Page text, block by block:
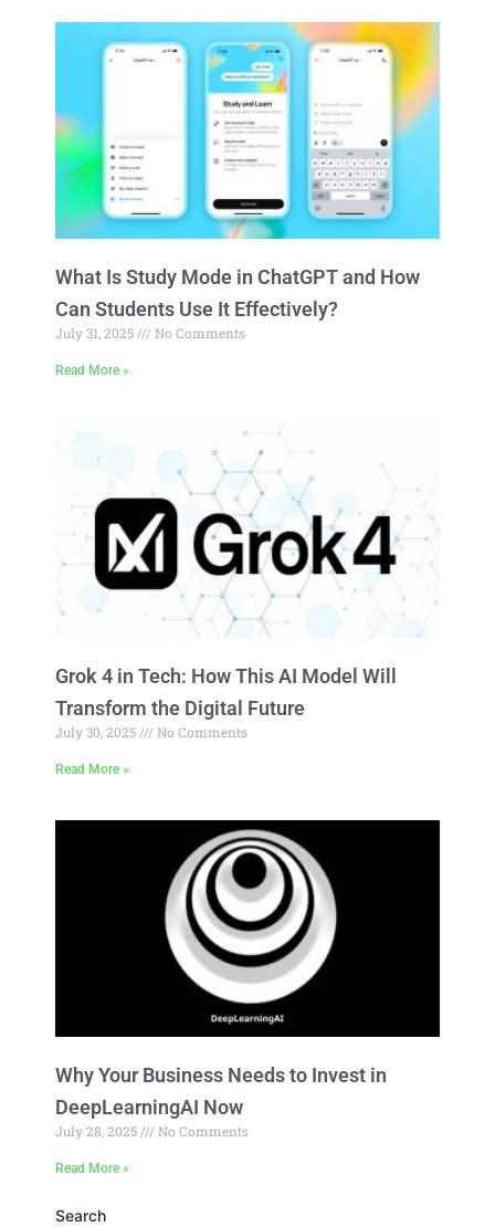
What Is Study Mode in ChatGPT and How
Can Students Use It Effectively?
July 31, 2025 No Comments
Read More »
Grok 4 in Tech: How This AI Model Will
Transform the Digital Future
July 30, 2025 No Comments
Read More »
Why Your Business Needs to Invest in
DeepLearningAI Now
July 28, 2025 No Comments
Read More »
Search